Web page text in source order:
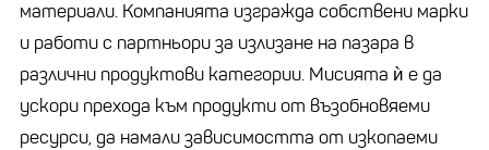
материали. Компанията изгражда собствени марки
и работи с партньори за излизане на пазара в
различни продуктови категории. Мисията ѝ е да
ускори прехода към продукти от възобновяеми
ресурси, да намали зависимостта от изкопаеми